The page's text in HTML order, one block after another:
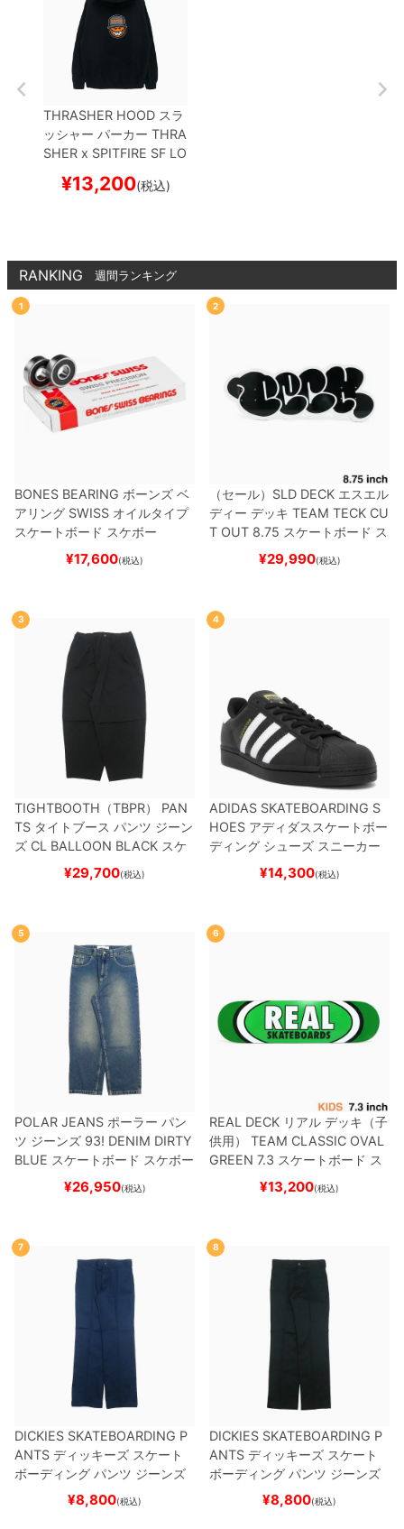
THRASHER HOOD スラ
ッシャー パーカー THRA
SHER x SPITFIRE SF LO
ケートボード スケボー
¥13,200(税込)
RANKING 週間ランキング
1
BONES BEARING ボーンズ ベ
アリング SWISS オイルタイプ
スケートボード スケボー
¥17,600(税込)
2
（セール） SLD DECK エスエル
ディー デッキ TEAM TECK CU
T OUT 8.75 スケートボード ス
¥29,990(税込)
3
TIGHTBOOTH（TBPR） PAN
TS タイトブース パンツ ジーン
ズ CL BALLOON BLACK スケ
ートボード スケボー
¥29,700(税込)
4
ADIDAS SKATEBOARDING S
HOES アディダススケートボー
ディング シューズ スニーカー
スーパースター SUPERSTAR A
BLACK/WHITE/WHITE
ー
¥14,300(税込)
5
POLAR JEANS ポーラー パン
ツ ジーンズ 93! DENIM DIRTY
BLUE スケートボード スケボー
¥26,950(税込)
6
REAL DECK リアル デッキ（子
供用）
TEAM CLASSIC OVAL
GREEN 7.3 スケートボード ス
¥13,200(税込)
7
DICKIES SKATEBOARDING P
ANTS ディッキーズ スケート
ボーディング パンツ ジーンズ
SLIM FIT 30 LENGTH
スケートボード スケボ
¥8,800(税込)
8
DICKIES SKATEBOARDING P
ANTS ディッキーズ スケート
ボーディング パンツ ジーンズ
SLIM FIT 30 LENGTH
スケートボード スケボー
¥8,800(税込)